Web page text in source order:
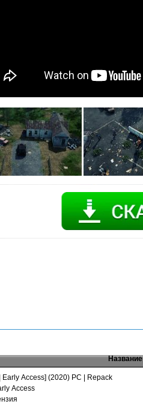
Название
Access] (2020) PC | Repack
Access